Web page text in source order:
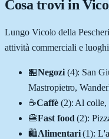
Cosa trovi in
Lungo Vicolo della
attività commerciali e
🏪Negozi (4): San
Mastropietro,
☕Caffè (2): Al colle,
🍔Fast food (2):
🛍️Alimentari (1):